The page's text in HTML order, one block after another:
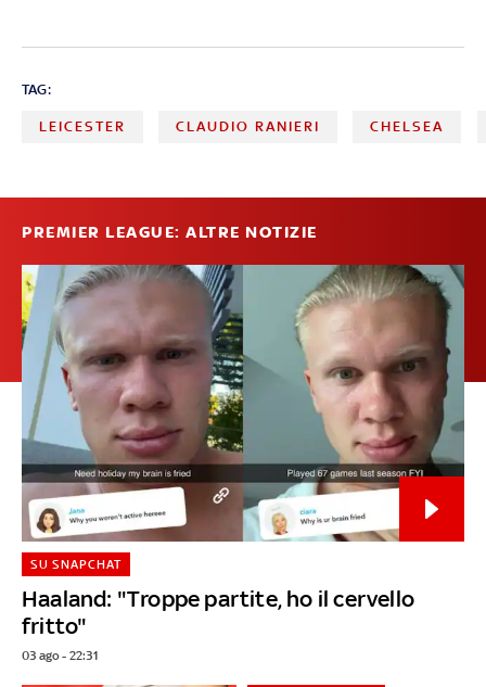
TAG:
LEICESTER CLAUDIO RANIERI CHELSEA
PREMIER LEAGUE: ALTRE NOTIZIE
Haaland: "Troppe partite, ho il cervello
fritto"
SU SNAPCHAT
03 ago - 22:31